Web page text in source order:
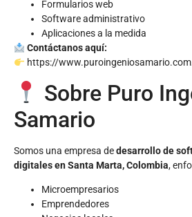
Formularios web
Software administrativo
Aplicaciones a la medida
Contáctanos aquí:
https://
Sobre Puro
Samario
Somos una empresa dedesarrollo de
digitales en Santa Marta, Colombia,
Microempresarios
Emprendedores